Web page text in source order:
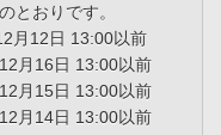
おりです。
12日 13:00以前
16日 13:00以前
15日 13:00以前
14日 13:00以前